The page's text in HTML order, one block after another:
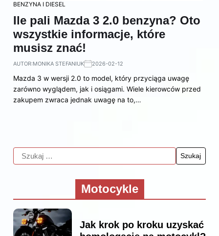
BENZYNA I DIESEL
Ile pali Mazda 3 2.0 benzyna? Oto
wszystkie informacje, które
musisz znać!
AUTOR:MONIKA STEFANIUK 2026-02-12
Mazda 3 w wersji 2.0 to model, który przyciąga uwagę
zarówno wyglądem, jak i osiągami. Wiele kierowców przed
zakupem zwraca jednak uwagę na to,…
Motocykle
Jak krok po kroku uzyskać